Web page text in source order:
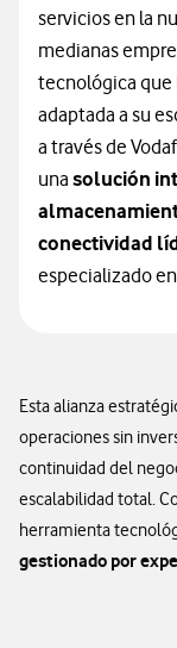
servicios en la
medianas
tecnológica que
adaptada a su
a través de
una solución
conectividad
especializado
Esta alianza
operaciones sin
continuidad del
escalabilidad total.
herramienta
gestionado por